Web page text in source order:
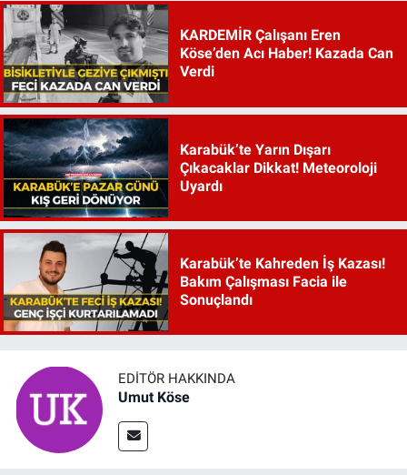
KARDEMİR Çalışanı Eren
Köse’den Acı Haber! Kazada Can
Verdi
Karabük’te Yarın Dışarı
Çıkacaklar Dikkat! Meteoroloji
Uyardı
Karabük’te Kahreden İş Kazası!
Bakım Çalışması Facia ile
Sonuçlandı
EDITÖR HAKKINDA
Umut Köse